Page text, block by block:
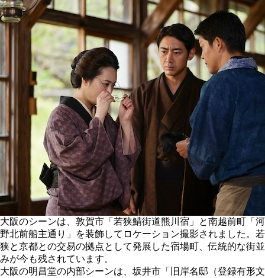
大阪のシーンは、敦賀市「若狭鯖街道熊川宿」と南越前町「河
野北前船主通り」を装飾してロケーション撮影されました。若
狭と京都との交易の拠点として発展した宿場町、伝統的な街並
みが今も残されています。
大阪の明昌堂の内部シーンは、坂井市「旧岸名邸（登録有形文